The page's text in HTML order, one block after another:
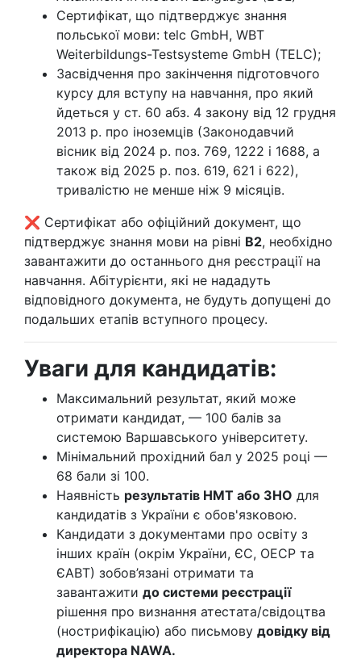
Сертифікат, що підтверджує знання
польської мови: telc GmbH, WBT
Weiterbildungs-Testsysteme GmbH (TELC);
Засвідчення про закінчення підготовчого
курсу для вступу на навчання, про який
йдеться у ст. 60 абз. 4 закону від 12 грудня
2013 р. про іноземців (Законодавчий
вісник від 2024 р. поз. 769, 1222 і 1688, а
також від 2025 р. поз. 619, 621 і 622),
тривалістю не менше ніж 9 місяців.
❌ Сертифікат або офіційний документ, що
підтверджує знання мови на рівні B2, необхідно
завантажити до останнього дня реєстрації на
навчання. Абітурієнти, які не нададуть
відповідного документа, не будуть допущені до
подальших етапів вступного процесу.
Уваги для кандидатів:
Максимальний результат, який може
отримати кандидат, — 100 балів за
системою Варшавського університету.
Мінімальний прохідний бал у 2025 році —
68 бали зі 100.
Наявність результатів НМТ або ЗНО для
кандидатів з України є обов'язковою.
Кандидати з документами про освіту з
інших країн (окрім України, ЄС, ОЕСР та
ЄАВТ) зобов’язані отримати та
завантажити до системи реєстрації
рішення про визнання атестата/свідоцтва
(нострифікацію) або письмову довідку від
директора NAWA.